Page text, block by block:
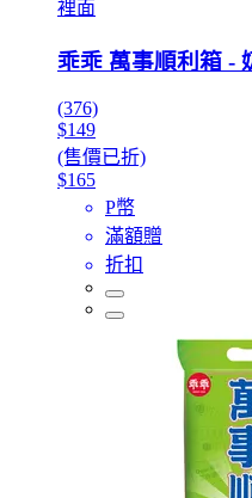
裡面
乖乖 萬事順利箱 -
(376)
$149
(售價已折)
$165
P幣
滿額贈
折扣